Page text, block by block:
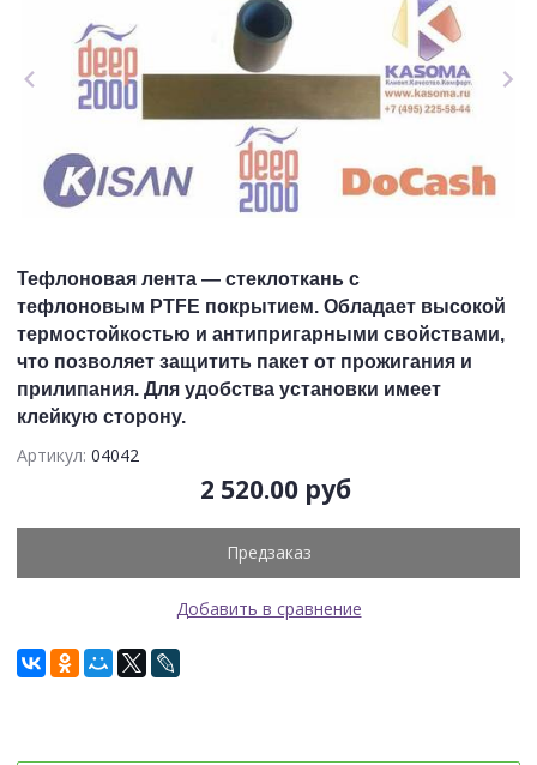
Тефлоновая лента — стеклоткань с
тефлоновым PTFE покрытием. Обладает высокой
термостойкостью и антипригарными свойствами,
что позволяет защитить пакет от прожигания и
прилипания. Для удобства установки имеет
клейкую сторону.
Артикул: 04042
2 520.00 руб
Предзаказ
Добавить в сравнение